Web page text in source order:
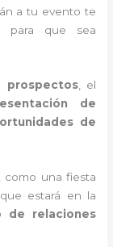
a tu evento te
para que sea
prospectos, el
de
de
, como una fiesta
estará en la
de relaciones